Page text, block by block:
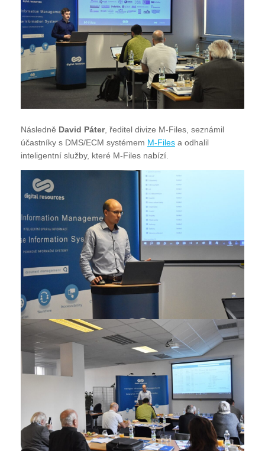
Následně David Páter, ředitel divize M-Files, seznámil
účastníky s DMS/ECM systémem M-Files a odhalil
inteligentní služby, které M-Files nabízí.